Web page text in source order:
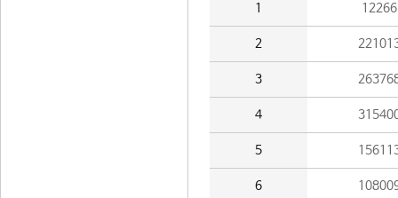
1 12266
2
3
4
5
6